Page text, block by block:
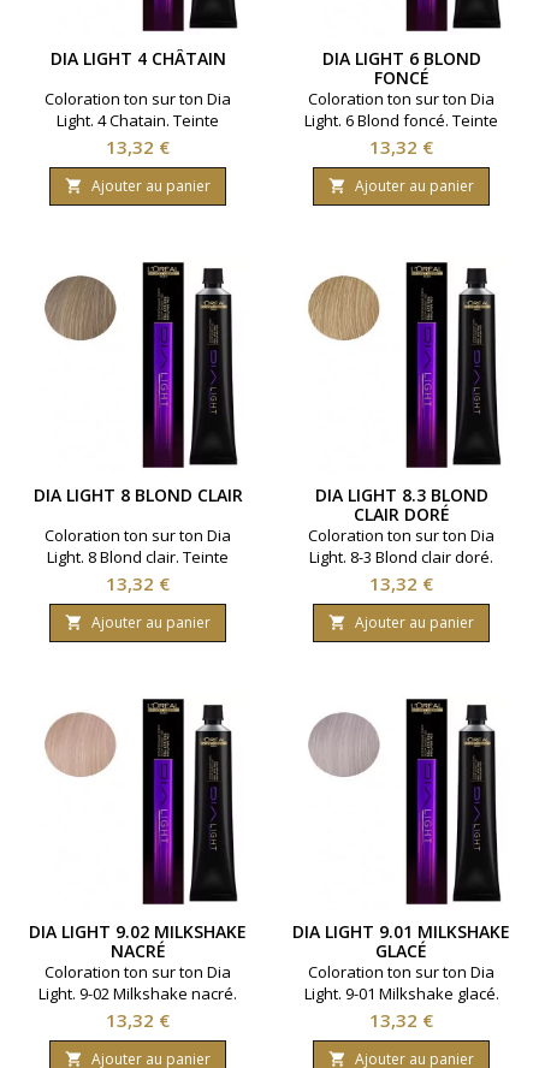
DIA LIGHT 4 CHÂTAIN
Coloration ton sur ton Dia
Light. 4 Chatain. Teinte
naturelle, fonce en légèreté
sans éclaircir. Marque L'Oreal
Professionnel. Contenance :
50 ml.
Prix
13,32 €
 Ajouter au panier
DIA LIGHT 6 BLOND
FONCÉ
Coloration ton sur ton Dia
Light. 6 Blond foncé. Teinte
naturelle, fonce en légèreté
sans éclaircir. Marque L'Oreal
Professionnel. Contenance :
50 ml.
Prix
13,32 €
 Ajouter au panier
DIA LIGHT 8 BLOND CLAIR
Coloration ton sur ton Dia
Light. 8 Blond clair. Teinte
naturelle, fonce en légèreté
sans éclaircir. Marque L'Oreal
Professionnel. Contenance :
50 ml.
Prix
13,32 €
 Ajouter au panier
DIA LIGHT 8.3 BLOND
CLAIR DORÉ
Coloration ton sur ton Dia
Light. 8-3 Blond clair doré.
Teinte ravivant la couleur
naturelle. Marque L'Oreal
Professionnel. Contenance :
50 ml.
Prix
13,32 €
 Ajouter au panier
DIA LIGHT 9.02 MILKSHAKE
NACRÉ
Coloration ton sur ton Dia
Light. 9-02 Milkshake nacré.
Teinte neutralisant les reflets
jaunes ou oranges. Marque
L'Oreal Professionnel.
Prix
13,32 €
 Ajouter au panier
DIA LIGHT 9.01 MILKSHAKE
GLACÉ
Coloration ton sur ton Dia
Light. 9-01 Milkshake glacé.
Teinte neutralisant les reflets
jaunes ou oranges. Marque
L'Oreal Professionnel.
Prix
13,32 €
 Ajouter au panier